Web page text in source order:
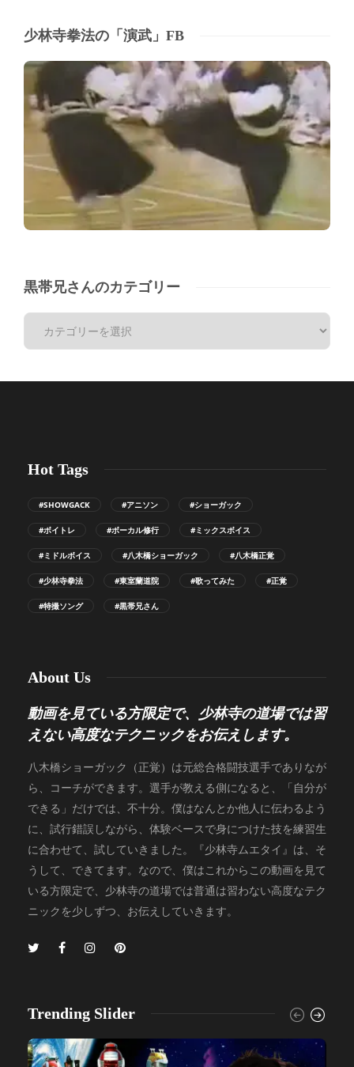
少林寺拳法の「演武」FB
黒帯兄さんのカテゴリー
Hot Tags
#SHOWGACK #アニソン #ショーガック
#ボイトレ #ボーカル修行 #ミックスボイス
#ミドルボイス #八木橋ショーガック #八木橋正覚
#少林寺拳法 #東室蘭道院 #歌ってみた #正覚
#特撮ソング #黒帯兄さん
About Us
動画を見ている方限定で、少林寺の道場では習
えない高度なテクニックをお伝えします。
八木橋ショーガック（正覚）は元総合格闘技選手でありなが
ら、コーチができます。選手が教える側になると、「自分が
できる」だけでは、不十分。僕はなんとか他人に伝わるよう
に、試行錯誤しながら、体験ベースで身につけた技を練習生
に合わせて、試していきました。『少林寺ムエタイ』は、そ
うして、できてます。なので、僕はこれからこの動画を見て
いる方限定で、少林寺の道場では普通は習わない高度なテク
ニックを少しずつ、お伝えしていきます。
Trending Slider